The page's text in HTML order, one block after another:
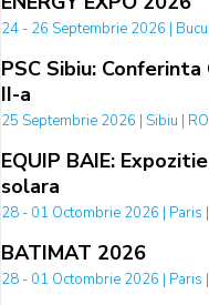
24 - 26 Septembrie 2026 |
PSC Sibiu:
II-a
25 Septembrie 2026 | Sibiu | RO
EQUIP BAIE:
solara
28 - 01 Octombrie 2026 | Paris
BATIMAT 2026
28 - 01 Octombrie 2026 | Paris